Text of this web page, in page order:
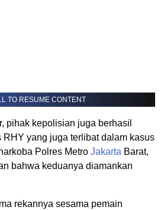
TO RESUME CONTENT
pihak kepolisian juga berhasil
RHY yang juga terlibat dalam kasus
Polres Metro Jakarta Barat,
bahwa keduanya diamankan
rekannya sesama pemain